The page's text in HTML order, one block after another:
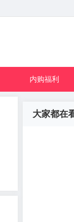
内购福利
大家都在